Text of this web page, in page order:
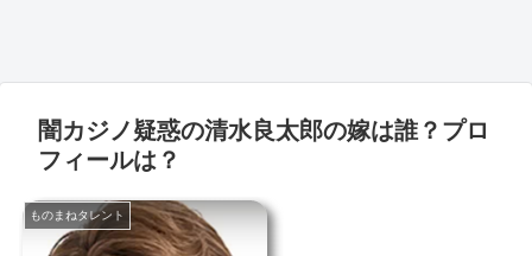
闇カジノ疑惑の清水良太郎の嫁は誰？プロ
フィールは？
ものまねタレント